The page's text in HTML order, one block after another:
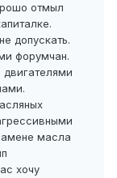
отмыл
допускать.
форумчан.
масла
хочу